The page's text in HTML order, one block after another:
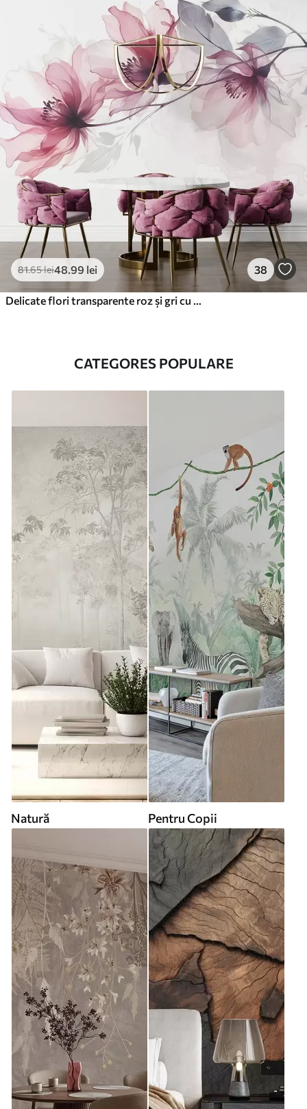
81.65lei48 .99 lei 38
CATEGORES POPULARE
Natură Pentru Copii